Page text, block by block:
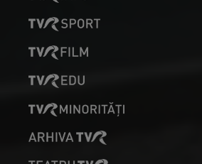
Duminică, ora 17.00
MARIA CINAR-JIGA
Jurnalist TV senior, TVR Cluj. Interesată de ...